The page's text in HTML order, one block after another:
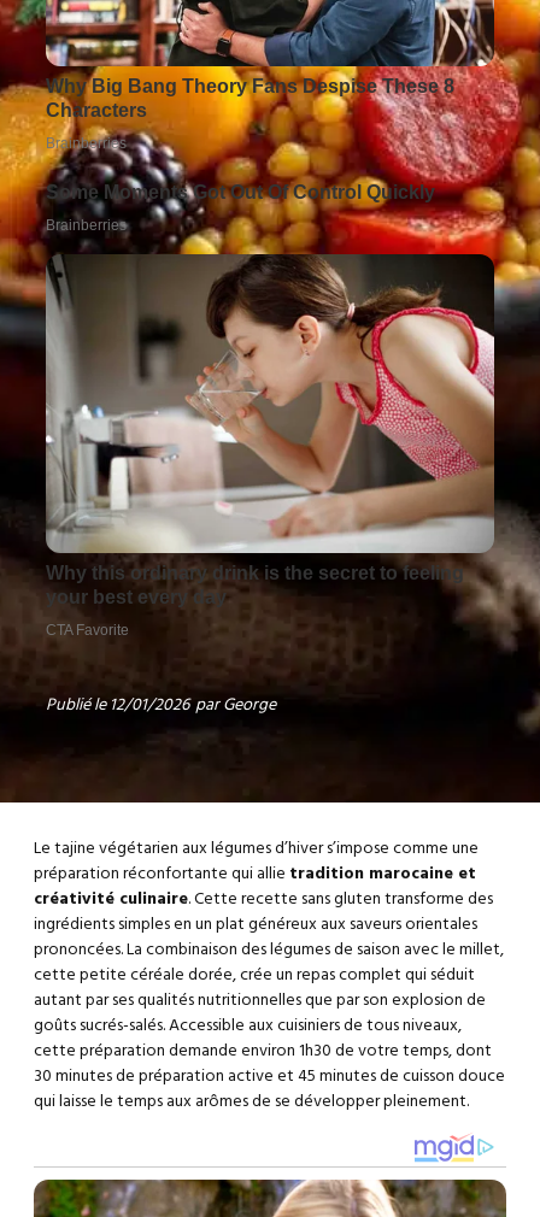
Publié le12/01/2026 parGeorge
Le tajine végétarien aux légumes d’hiver s’impose comme une
préparation réconfortante qui allie tradition marocaine et
créativité culinaire. Cette recette sans gluten transforme des
ingrédients simples en un plat généreux aux saveurs orientales
prononcées. La combinaison des légumes de saison avec le millet,
cette petite céréale dorée, crée un repas complet qui séduit
autant par ses qualités nutritionnelles que par son explosion de
goûts sucrés-salés. Accessible aux cuisiniers de tous niveaux,
cette préparation demande environ 1h30 de votre temps, dont
30 minutes de préparation active et 45 minutes de cuisson douce
qui laisse le temps aux arômes de se développer pleinement.